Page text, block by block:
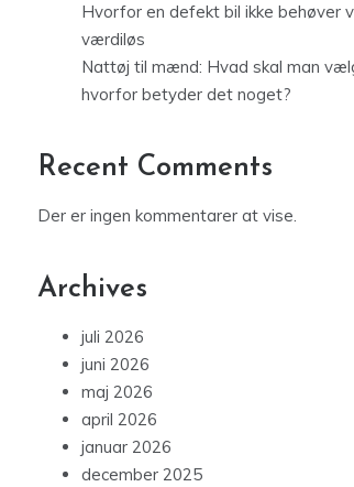
Hvorfor en defekt bil ikke behøver
værdiløs
Nattøj til mænd: Hvad skal man
hvorfor betyder det noget?
Recent Comments
Der er ingen kommentarer at vise.
Archives
juli 2026
juni 2026
maj 2026
april 2026
januar 2026
december 2025